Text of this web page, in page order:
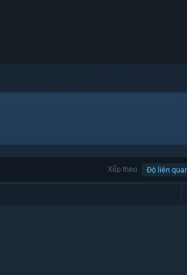
Xếp theo Độ liên